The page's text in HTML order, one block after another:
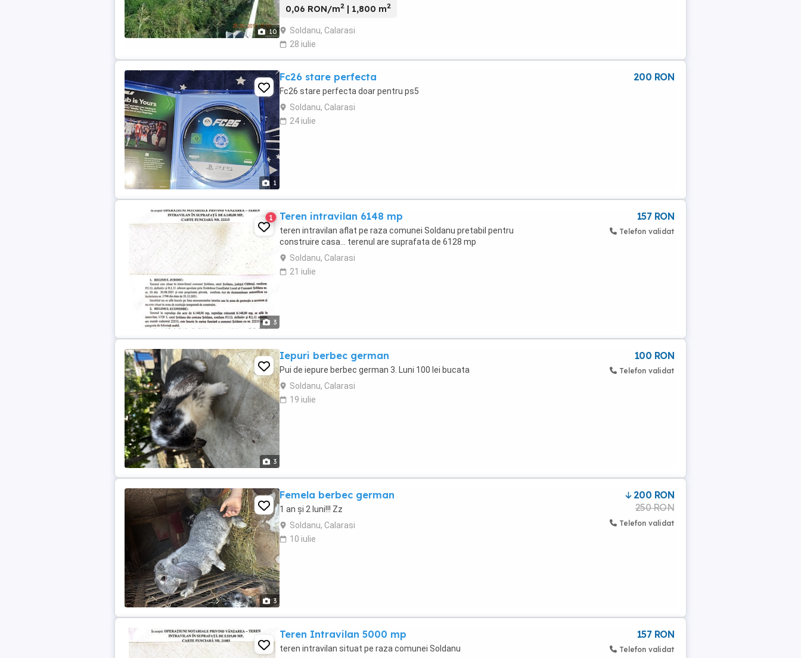
10
0,06 RON/m2 | 1,800 m2
Soldanu, Calarasi
28 iulie
1
Fc26 stare perfecta
Fc26 stare perfecta doar pentru ps5
Soldanu, Calarasi
24 iulie
200 RON
3
1 Teren intravilan 6148 mp
teren intravilan aflat pe raza comunei Soldanu pretabil pentru
construire casa... terenul are suprafata de 6128 mp
Soldanu, Calarasi
21 iulie
157 RON
Telefon validat
3
Iepuri berbec german
Pui de iepure berbec german 3. Luni 100 lei bucata
Soldanu, Calarasi
19 iulie
100 RON
Telefon validat
3
Femela berbec german
1 an și 2 luni!!! Zz
Soldanu, Calarasi
10 iulie
200 RON
250 RON
Telefon validat
Teren Intravilan 5000 mp
teren intravilan situat pe raza comunei Soldanu
157 RON
Telefon validat